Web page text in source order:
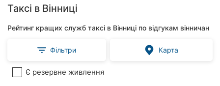
Таксі в Вінниці
Рейтинг кращих служб таксі в Вінниці по відгукам вінничан
Фільтри Карта
Є резервне живлення